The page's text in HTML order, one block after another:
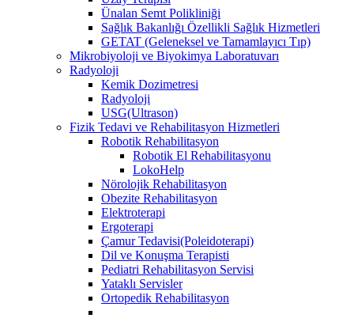
Ünalan Semt Polikliniği
Sağlık Bakanlığı Özellikli Sağlık Hizmetleri
GETAT (Geleneksel ve Tamamlayıcı Tıp)
Mikrobiyoloji ve Biyokimya Laboratuvarı
Radyoloji
Kemik Dozimetresi
Radyoloji
USG(Ultrason)
Fizik Tedavi ve Rehabilitasyon Hizmetleri
Robotik Rehabilitasyon
Robotik El Rehabilitasyonu
LokoHelp
Nörolojik Rehabilitasyon
Obezite Rehabilitasyon
Elektroterapi
Ergoterapi
Çamur Tedavisi(Poleidoterapi)
Dil ve Konuşma Terapisti
Pediatri Rehabilitasyon Servisi
Yataklı Servisler
Ortopedik Rehabilitasyon